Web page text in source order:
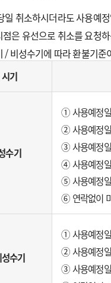
취소하시더라도 사용예
은 유선으로 취소를 요청
비성수기에 따라 환불기준
시기
수기
① 사용예정
② 사용예정
③ 사용예정
④ 사용예정
⑤ 사용예정
⑥ 연락없이
수기
① 사용예정
② 사용예정
③ 사용예정